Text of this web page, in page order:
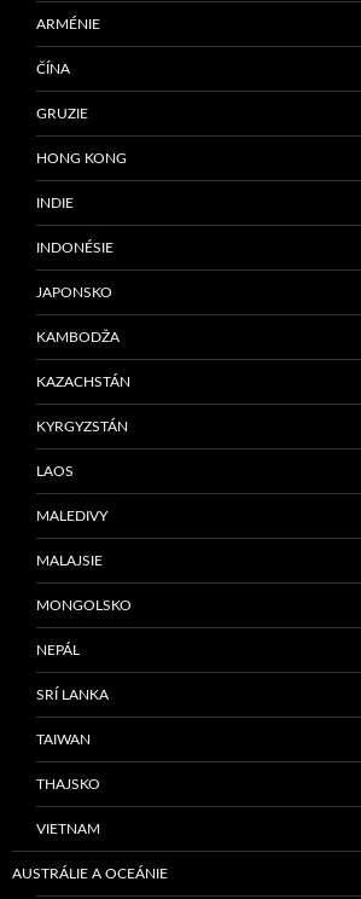
ARMÉNIE
ČÍNA
GRUZIE
HONG KONG
INDIE
INDONÉSIE
JAPONSKO
KAMBODŽA
KAZACHSTÁN
KYRGYZSTÁN
LAOS
MALEDIVY
MALAJSIE
MONGOLSKO
NEPÁL
SRÍ LANKA
TAIWAN
THAJSKO
VIETNAM
AUSTRÁLIE A OCEÁNIE